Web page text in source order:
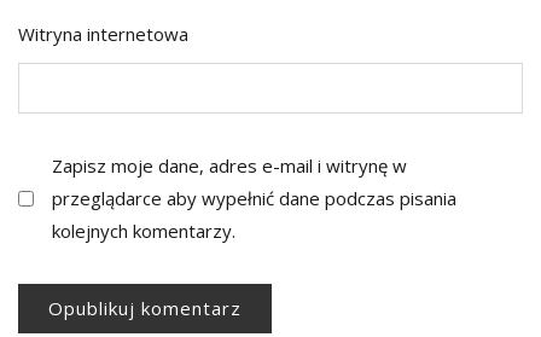
Witryna internetowa
Zapisz moje dane, adres e-mail i witrynę w
przeglądarce aby wypełnić dane podczas pisania
kolejnych komentarzy.